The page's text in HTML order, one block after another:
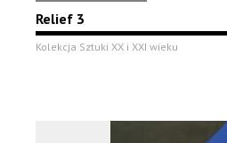
Relief 3
Kolekcja Sztuki XX i XXI wieku